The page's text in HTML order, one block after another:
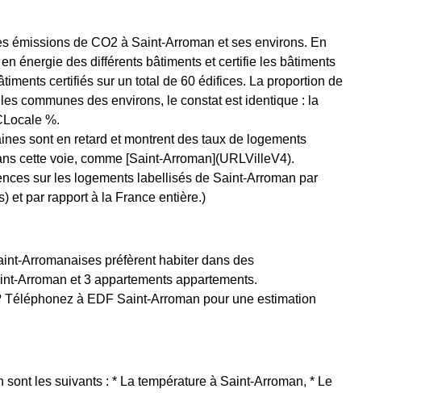
émissions de CO2 à Saint-Arroman et ses environs. En
énergie des différents bâtiments et certifie les bâtiments
certifiés sur un total de 60 édifices. La proportion de
communes des environs, le constat est identique : la
%.
sont en retard et montrent des taux de logements
cette voie, comme [Saint-Arroman](URLVilleV4).
sur les logements labellisés de Saint-Arroman par
et par rapport à la France entière.)
Arromanaises préfèrent habiter dans des
Arroman et 3 appartements appartements.
à EDF Saint-Arroman pour une estimation
les suivants : * La température à Saint-Arroman, * Le